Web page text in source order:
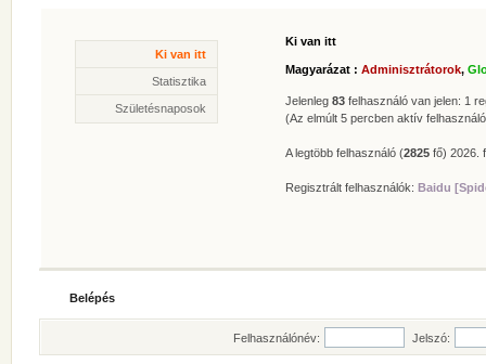
Ki van itt
Ki van itt
Magyarázat : Adminisztrátorok,
Jelenleg 83 felhasználó van jelen: 1
(Az elmúlt 5 percben aktív
A legtöbb felhasználó (2825 fő) 2026.
Regisztrált felhasználók: Baidu
Statisztika
Statisztika
* Hozzászólások száma:
62625
* Témák száma:
* Felhasználók száma: 606
* Legújabb regisztrált tagunk:Zolee
Születésnaposok
Belépés
Felhasználónév: Jelszó: